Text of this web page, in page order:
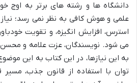
دانشگاه ها و رشته های برتر به اوج
علمی و هوش کافی به نظر نمی رسد؛ نیاز
استرس، افزایش انگیزه، و تقویت
می شود. نویسندگان، عزت علامه و
به این نیازها، در این کتاب به این
توان با استفاده از قانون جذب، مسیر